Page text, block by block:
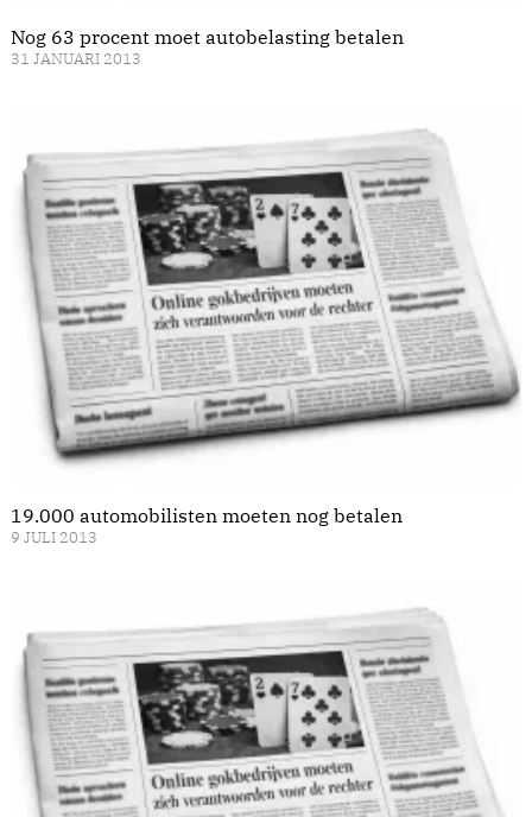
Nog 63 procent moet autobelasting betalen
31 JANUARI 2013
19.000 automobilisten moeten nog betalen
9 JULI 2013